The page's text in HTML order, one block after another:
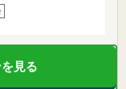
見る